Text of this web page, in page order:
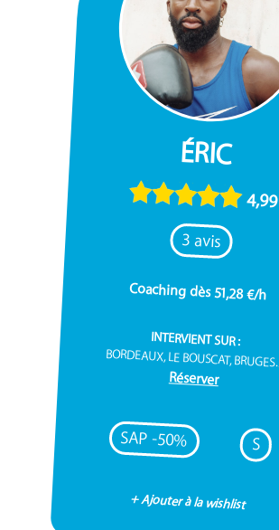
ÉRIC
4,99
3 avis
Coaching dès 51,28 €/h
INTERVIENT SUR :
BORDEAUX, LE BOUSCAT, BRUGES...
Réserver
SAP -50% S
+ Ajouter à la wishlist